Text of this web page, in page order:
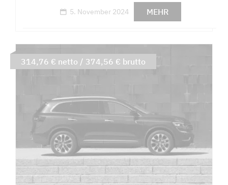
5. November 2024 MEHR
314,76 € netto / 374,56 € brutto